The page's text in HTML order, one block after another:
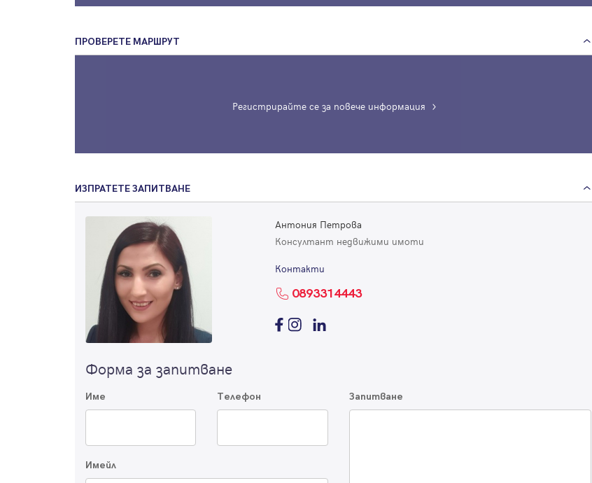
ПРОВЕРЕТЕ МАРШРУТ
Регистрирайте се за повече информация
ИЗПРАТЕТЕ ЗАПИТВАНЕ
Антония Петрова
Консултант недвижими имоти
Контакти
0893314443
Форма за запитване
Име Телефон
Имейл
Запитване
Успех!
Благодарим ви! Проверете имейл адрес си, за да активирате